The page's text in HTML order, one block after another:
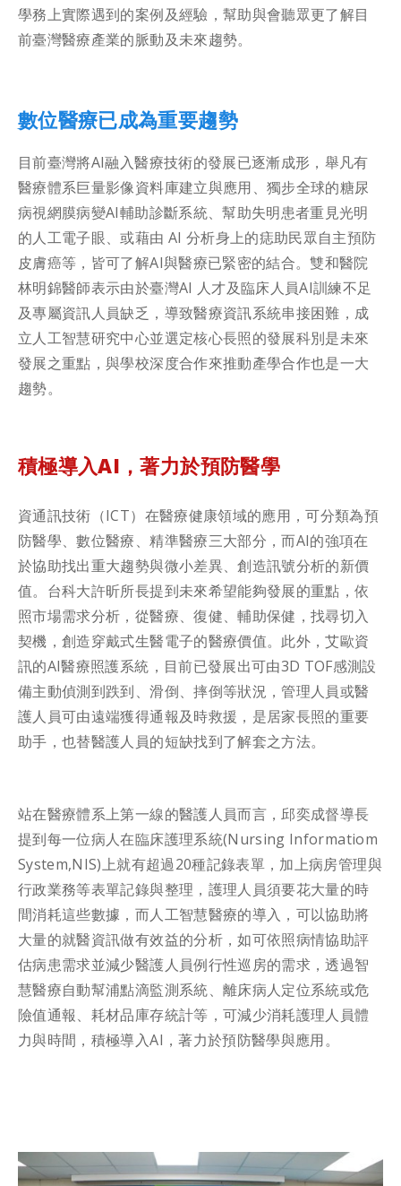
學務上實際遇到的案例及經驗，幫助與會聽眾更了解目
前臺灣醫療產業的脈動及未來趨勢。
數位醫療已成為重要趨勢
目前臺灣將AI融入醫療技術的發展已逐漸成形，舉凡有
醫療體系巨量影像資料庫建立與應用、獨步全球的糖尿
病視網膜病變AI輔助診斷系統、幫助失明患者重見光明
的人工電子眼、或藉由 AI 分析身上的痣助民眾自主預防
皮膚癌等，皆可了解AI與醫療已緊密的結合。雙和醫院
林明錦醫師表示由於臺灣AI 人才及臨床人員AI訓練不足
及專屬資訊人員缺乏，導致醫療資訊系統串接困難，成
立人工智慧研究中心並選定核心長照的發展科別是未來
發展之重點，與學校深度合作來推動產學合作也是一大
趨勢。
積極導入AI，著力於預防醫學
資通訊技術（ICT）在醫療健康領域的應用，可分類為預
防醫學、數位醫療、精準醫療三大部分，而AI的強項在
於協助找出重大趨勢與微小差異、創造訊號分析的新價
值。台科大許昕所長提到未來希望能夠發展的重點，依
照市場需求分析，從醫療、復健、輔助保健，找尋切入
契機，創造穿戴式生醫電子的醫療價值。此外，艾歐資
訊的AI醫療照護系統，目前已發展出可由3D TOF感測設
備主動偵測到跌到、滑倒、摔倒等狀況，管理人員或醫
護人員可由遠端獲得通報及時救援，是居家長照的重要
助手，也替醫護人員的短缺找到了解套之方法。
站在醫療體系上第一線的醫護人員而言，邱奕成督導長
提到每一位病人在臨床護理系統(Nursing Informatiom
System,NIS)上就有超過20種記錄表單，加上病房管理與
行政業務等表單記錄與整理，護理人員須要花大量的時
間消耗這些數據，而人工智慧醫療的導入，可以協助將
大量的就醫資訊做有效益的分析，如可依照病情協助評
估病患需求並減少醫護人員例行性巡房的需求，透過智
慧醫療自動幫浦點滴監測系統、離床病人定位系統或危
險值通報、耗材品庫存統計等，可減少消耗護理人員體
力與時間，積極導入AI，著力於預防醫學與應用。